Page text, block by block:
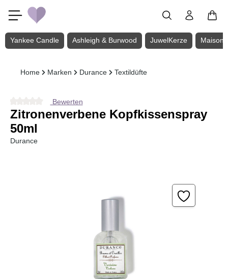
Zum Hauptinhalt springen
Yankee Candle Ashleigh & Burwood JuwelKerze Maison
Home Marken Durance Textildüfte
Durchschnittliche Bewertung von 0 von 5 Sternen
Bewerten
Zitronenverbene Kopfkissenspray
50ml
Durance